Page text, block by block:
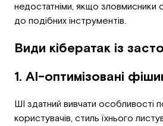
недостатніми, якщо зловмисники
до подібних інструментів.
Види кібератак із
1. AI-оптимізовані
ШІ здатний вивчати особливості
користувачів, стиль їхнього